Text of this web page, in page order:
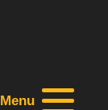
Menu